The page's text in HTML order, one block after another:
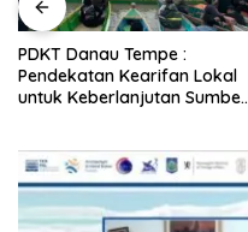
PDKT Danau Tempe :
Pendekatan Kearifan Lokal
untuk Keberlanjutan Sumber